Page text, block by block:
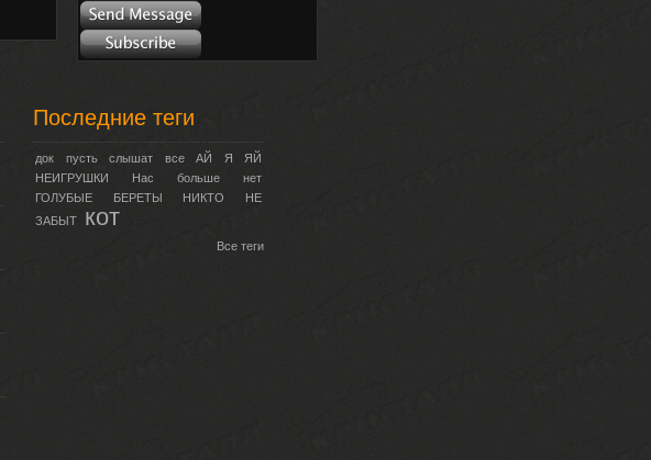
Последние теги
док пусть слышат все АЙ Я
ЯЙ
НЕИГРУШКИ
Нас больше
нет
ГОЛУБЫЕ
БЕРЕТЫ НИКТО
НЕ
ЗАБЫТ
кот
Все теги